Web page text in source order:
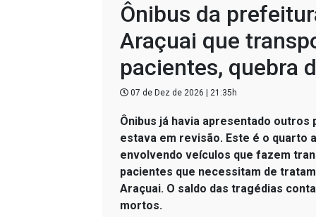
Ônibus da
Araçuai que
pacientes, quebra
07 de Dez de 2026 | 21:35h
Ônibus já havia apresentado outros
estava em revisão. Este é o quarto
envolvendo veículos que fazem
pacientes que necessitam de
Araçuai. O saldo das tragédias
mortos.